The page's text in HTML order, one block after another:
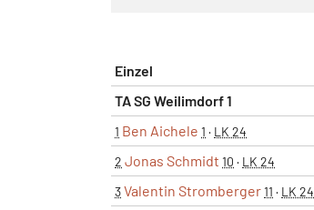
Einzel
TA SG Weilimdorf 1
1 Ben Aichele 1 · LK 24
2 Jonas Schmidt 10 · LK 24
3Valentin Stromberger11 · LK 24